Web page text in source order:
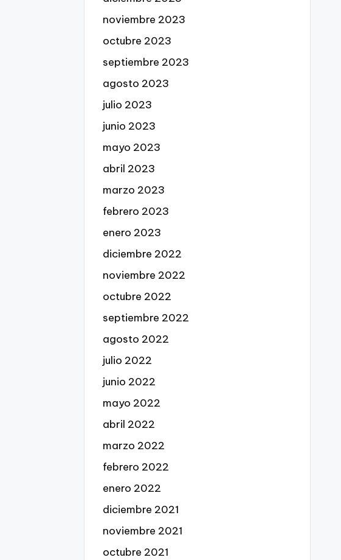
noviembre 2023
octubre 2023
septiembre 2023
agosto 2023
julio 2023
junio 2023
mayo 2023
abril 2023
marzo 2023
febrero 2023
enero 2023
diciembre 2022
noviembre 2022
octubre 2022
septiembre 2022
agosto 2022
julio 2022
junio 2022
mayo 2022
abril 2022
marzo 2022
febrero 2022
enero 2022
diciembre 2021
noviembre 2021
octubre 2021